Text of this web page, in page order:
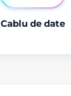
Cablu de date